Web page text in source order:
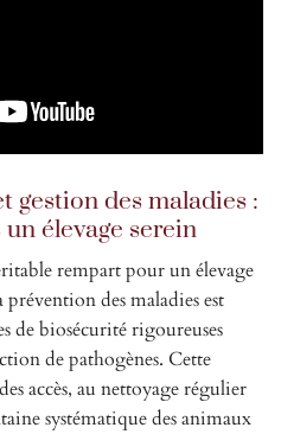
gestion des maladies :
élevage serein
rempart pour un élevage
prévention des maladies est
de biosécurité rigoureuses
de pathogènes. Cette
accès, au nettoyage régulier
systématique des animaux